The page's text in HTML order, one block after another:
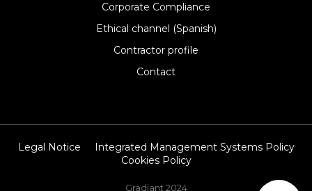
Corporate Compliance
Ethical channel (Spanish)
Contractor profile
Contact
Gradiant 2024
Legal Notice
Integrated Management Systems Policy
Cookies Policy